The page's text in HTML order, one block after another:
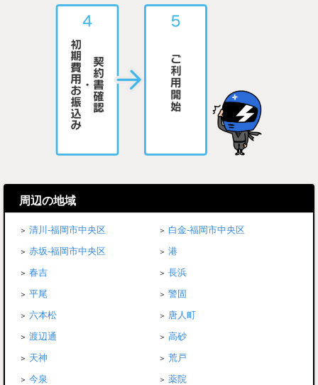
周辺の地域
清川-福岡市中央区
白金-福岡市中央区
赤坂-福岡市中央区
港
春吉
長浜
平尾
警固
六本松
唐人町
渡辺通
高砂
天神
荒戸
今泉
薬院